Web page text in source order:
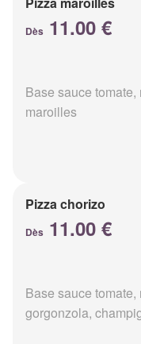
Dès 11.00 €
Base sauce
maroilles
Pizza chorizo
Dès 11.00 €
Base sauce
gorgonzola,